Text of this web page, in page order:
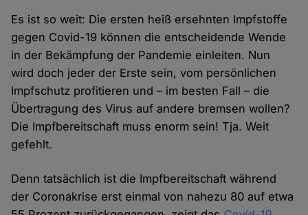
Es ist so weit: Die ersten heiß ersehnten Impfstoffe
gegen Covid-19 können die entscheidende Wende
in der Bekämpfung der Pandemie einleiten. Nun
wird doch jeder der Erste sein, vom persönlichen
Impfschutz profitieren und – im besten Fall – die
Übertragung des Virus auf andere bremsen wollen?
Die Impfbereitschaft muss enorm sein! Tja. Weit
gefehlt.
Denn tatsächlich ist die Impfbereitschaft während
der Coronakrise erst einmal von nahezu 80 auf etwa